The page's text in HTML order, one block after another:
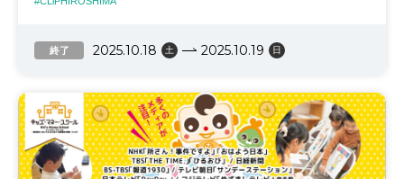
広島市以外にお住まいの方もご利用いただけます。
お越しください。
ぜひ、この機会に申請出張サポートをご利用ください。
【イベント概要】
日時 10月18日（土）、19日（日） 10:00～17:00
終了 2025.10.18 土 2025.10.19 日